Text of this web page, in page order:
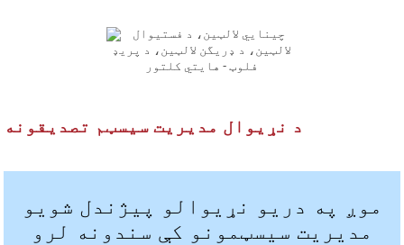
د نړیوال مدیریت سیسټم تصدیقونه
موږ په دریو نړیوالو پیژندل شویو
مدیریت سیسټمونو کې سندونه لرو